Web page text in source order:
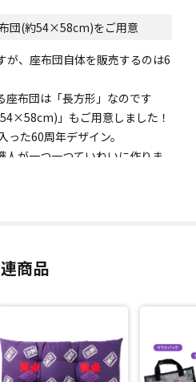
団(約54×58cm)をご用意
が、座布団自体を販売するのは6
座布団は「長方形」なのです
」もご用意しました！
た60周年デザイン。
人が一つ一つていねいに作りま
商品